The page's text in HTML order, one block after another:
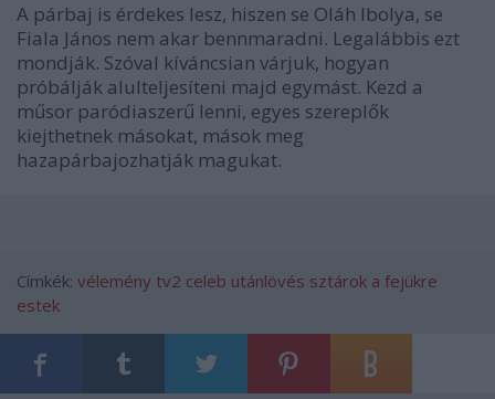
A párbaj is érdekes lesz, hiszen se Oláh Ibolya, se
Fiala János nem akar bennmaradni. Legalábbis ezt
mondják. Szóval kíváncsian várjuk, hogyan
próbálják alulteljesíteni majd egymást. Kezd a
műsor paródiaszerű lenni, egyes szereplők
kiejthetnek másokat, mások meg
hazapárbajozhatják magukat.
Címkék: vélemény tv2 celeb utánlövés sztárok a fejükre
estek